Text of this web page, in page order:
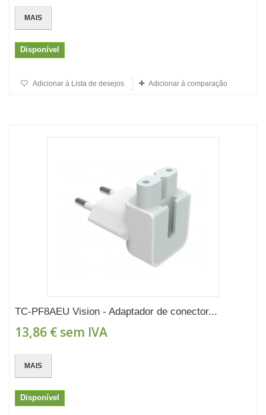
MAIS
Disponível
Adicionar à Lista de desejos Adicionar à comparação
TC-PF8AEU Vision - Adaptador de conector...
13,86 € sem IVA
MAIS
Disponível